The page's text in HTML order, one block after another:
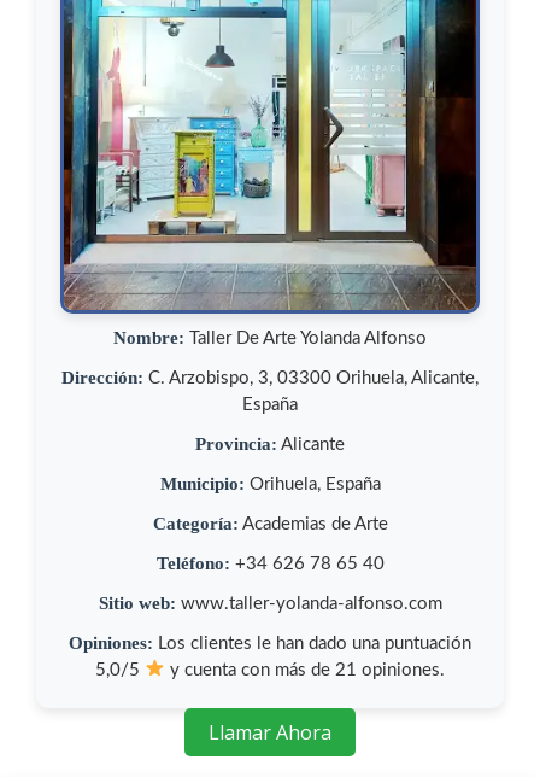
Nombre: Taller De Arte Yolanda Alfonso
Dirección: C. Arzobispo, 3, 03300 Orihuela, Alicante,
España
Provincia: Alicante
Municipio: Orihuela, España
Categoría: Academias de Arte
Teléfono: +34 626 78 65 40
Sitio web: www.taller-yolanda-alfonso.com
Opiniones: Los clientes le han dado una puntuación
5,0/5
y cuenta con más de 21 opiniones.
Llamar Ahora